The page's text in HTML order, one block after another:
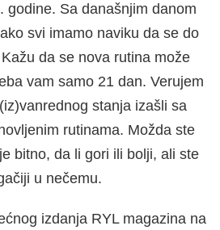
godine. Sa današnjim danom
svi imamo naviku da se do
da se nova rutina može
vam samo 21 dan. Verujem
stanja izašli sa
rutinama. Možda ste
bitno, da li gori ili bolji, ali ste
u nečemu.
izdanja RYL magazina na